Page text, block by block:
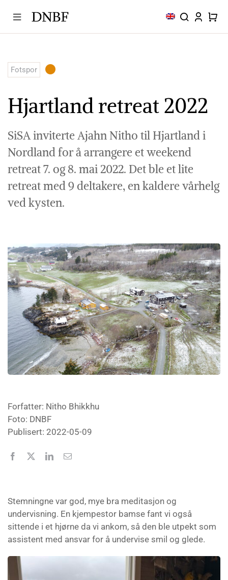
content
Fotspor
Hjartland retreat 2022
SiSA inviterte Ajahn Nitho til Hjartland i
Nordland for å arrangere et weekend
retreat 7. og 8. mai 2022. Det ble et lite
retreat med 9 deltakere, en kaldere vårhelg
ved kysten.
Forfatter: Nitho Bhikkhu
Foto: DNBF
Publisert: 2022-05-09
Stemningne var god, mye bra meditasjon og
undervisning. En kjempestor bamse fant vi også
sittende i et hjørne da vi ankom, så den ble utpekt som
assistent med ansvar for å undervise smil og glede.